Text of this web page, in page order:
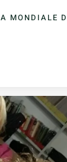
MONDIALE